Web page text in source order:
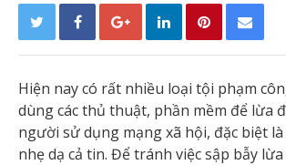
Hiện nay có rất nhiều loại tội phạm
dùng các thủ thuật, phần mềm để lừa
người sử dụng mạng xã hội, đặc biệt
nhẹ dạ cả tin. Để tránh việc sập bẫy lừa